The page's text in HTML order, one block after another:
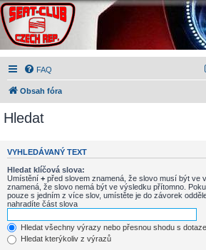
FAQ
Obsah fóra
Hledat
VYHLEDÁVANÝ TEXT
Hledat klíčová slova:
Umístění + před slovem znamená, že slovo musí být ve
znamená, že slovo nemá být ve výsledku přítomno.
pouze s jedním z více slov, umístěte je do závorek
nahradíte část slova
Hledat všechny výrazy nebo přesnou shodu s
Hledat kterýkoliv z výrazů